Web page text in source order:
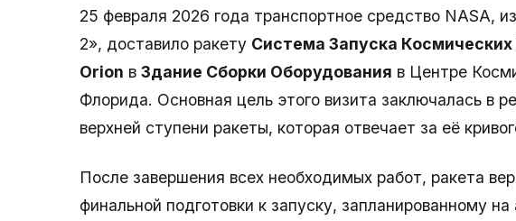
25 февраля 2026 года транспортное средство NASA,
2», доставило ракету Система Запуска
Orion в Здание Сборки Оборудования в Центре
Флорида. Основная цель этого визита заключалась в
верхней ступени ракеты, которая отвечает за её
После завершения всех необходимых работ, ракета
финальной подготовки к запуску, запланированному